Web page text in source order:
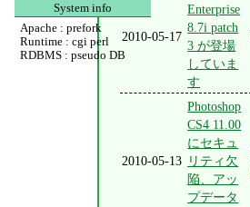
2010-05-17
Enterprise
8.7i patch
3 が登場
していま
す
2010-05-13
Photoshop
CS4 11.00
にセキュ
リティ欠
陥、アッ
プデータ
System info
Apache : prefork
Runtime : cgi perl
RDBMS : pseudo DB